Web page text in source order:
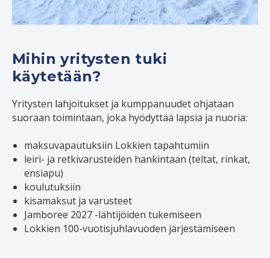
Mihin yritysten tuki
käytetään?
Yritysten lahjoitukset ja kumppanuudet ohjataan
suoraan toimintaan, joka hyödyttää lapsia ja nuoria:
maksuvapautuksiin Lokkien tapahtumiin
leiri- ja retkivarusteiden hankintaan (teltat, rinkat,
ensiapu)
koulutuksiin
kisamaksut ja varusteet
Jamboree 2027 -lähtijöiden tukemiseen
Lokkien 100-vuotisjuhlavuoden järjestämiseen